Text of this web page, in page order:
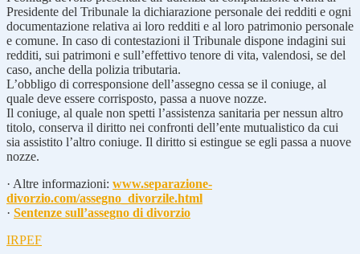
Presidente del Tribunale la dichiarazione personale dei redditi e ogni
documentazione relativa ai loro redditi e al loro patrimonio personale
e comune. In caso di contestazioni il Tribunale dispone indagini sui
redditi, sui patrimoni e sull’effettivo tenore di vita, valendosi, se del
caso, anche della polizia tributaria.
L’obbligo di corresponsione dell’assegno cessa se il coniuge, al
quale deve essere corrisposto, passa a nuove nozze.
Il coniuge, al quale non spetti l’assistenza sanitaria per nessun altro
titolo, conserva il diritto nei confronti dell’ente mutualistico da cui
sia assistito l’altro coniuge. Il diritto si estingue se egli passa a nuove
nozze.
· Altre informazioni: www.separazione-
divorzio.com/assegno_divorzile.html
· Sentenze sull’assegno di divorzio
IRPEF